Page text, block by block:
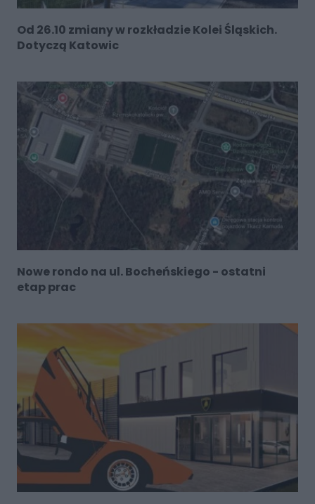
Od 26.10 zmiany w rozkładzie Kolei Śląskich.
Dotyczą Katowic
Nowe rondo na ul. Bocheńskiego - ostatni
etap prac